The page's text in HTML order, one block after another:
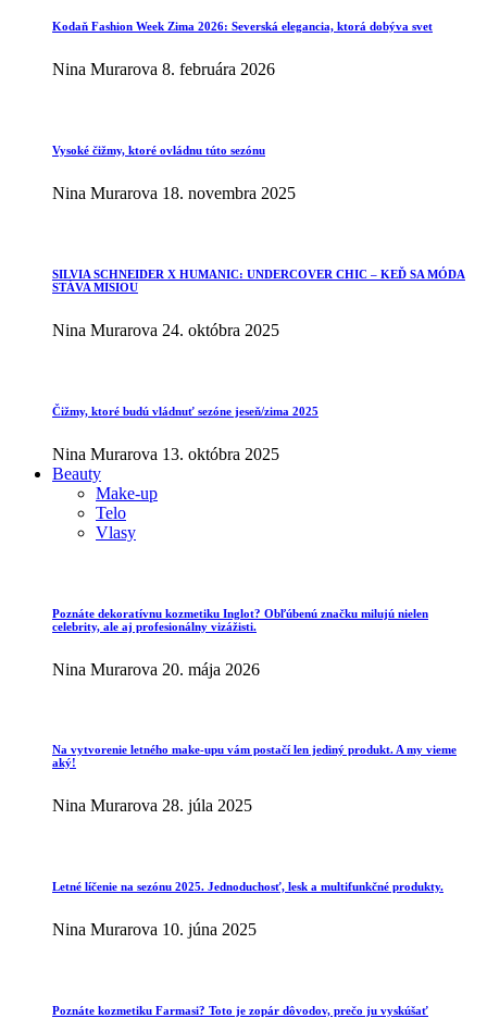
Kodaň Fashion Week Zima 2026: Severská elegancia, ktorá dobýva svet
Nina Murarova 8. februára 2026
Vysoké čižmy, ktoré ovládnu túto sezónu
Nina Murarova 18. novembra 2025
SILVIA SCHNEIDER X HUMANIC: UNDERCOVER CHIC – KEĎ SA MÓDA
STÁVA MISIOU
Nina Murarova 24. októbra 2025
Čižmy, ktoré budú vládnuť sezóne jeseň/zima 2025
Nina Murarova 13. októbra 2025
Beauty
Make-up
Telo
Vlasy
Poznáte dekoratívnu kozmetiku Inglot? Obľúbenú značku milujú nielen
celebrity, ale aj profesionálny vizážisti.
Nina Murarova 20. mája 2026
Na vytvorenie letného make-upu vám postačí len jediný produkt. A my vieme
aký!
Nina Murarova 28. júla 2025
Letné líčenie na sezónu 2025. Jednoduchosť, lesk a multifunkčné produkty.
Nina Murarova 10. júna 2025
Poznáte kozmetiku Farmasi? Toto je zopár dôvodov, prečo ju vyskúšať